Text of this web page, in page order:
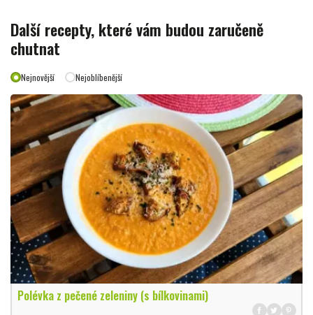
Další recepty, které vám budou zaručeně
chutnat
Nejnovější Nejoblíbenější
Polévka z pečené zeleniny (s bílkovinami)